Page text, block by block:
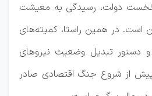
نخست دولت، رسیدگی به معیشت
است. در همین راستا، کمیته‌های
تبدیل وضعیت نیرو‌های
از شروع جنگ اقتصادی صادر